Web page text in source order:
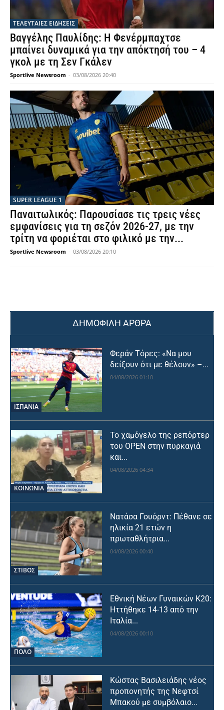
ΤΕΛΕΥΤΑΙΕΣ ΕΙΔΗΣΕΙΣ
Βαγγέλης Παυλίδης: Η Φενέρμπαχτσε
μπαίνει δυναμικά για την απόκτησή του – 4
γκολ με τη Σεν Γκάλεν
Sportlive Newsroom - 03/08/2026 20:40
SUPER LEAGUE 1
Παναιτωλικός: Παρουσίασε τις τρεις νέες
εμφανίσεις για τη σεζόν 2026-27, με την
τρίτη να φοριέται στο φιλικό με την...
Sportlive Newsroom - 03/08/2026 20:10
ΔΗΜΟΦΙΛΗ ΑΡΘΡΑ
ΙΣΠΑΝΙΑ
Φεράν Τόρες: «Να μου
δείξουν ότι με θέλουν» –...
04/08/2026 01:10
ΚΟΙΝΩΝΙΑ
Το χαμόγελο της ρεπόρτερ
του OPEN στην πυρκαγιά
και...
04/08/2026 04:34
ΣΤΙΒΟΣ
Νατάσα Γουόρντ: Πέθανε σε
ηλικία 21 ετών η
πρωταθλήτρια...
04/08/2026 00:40
ΠΟΛΟ
Εθνική Νέων Γυναικών Κ20:
Ηττήθηκε 14-13 από την
Ιταλία...
04/08/2026 00:10
Κώστας Βασιλειάδης νέος
προπονητής της Νεφτσί
Μπακού με συμβόλαιο...